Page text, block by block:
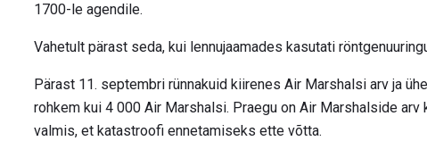
1700-le agendile.
Vahetult pärast seda, kui lennujaamades kasutati
Pärast 11. septembri rünnakuid kiirenes Air Marshalsi arv ja
rohkem kui 4 000 Air Marshalsi. Praegu on Air Marshalside
valmis, et katastroofi ennetamiseks ette võtta.